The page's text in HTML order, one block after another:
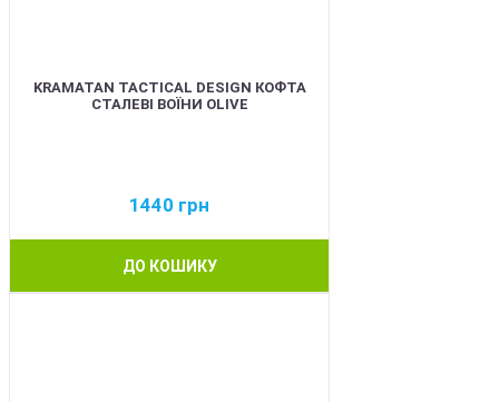
KRAMATAN TACTICAL DESIGN КОФТА
СТАЛЕВІ ВОЇНИ OLIVE
1440 грн
ДО КОШИКУ